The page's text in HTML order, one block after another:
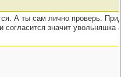
А ты сам лично проверь.
согласится значит увольняшка